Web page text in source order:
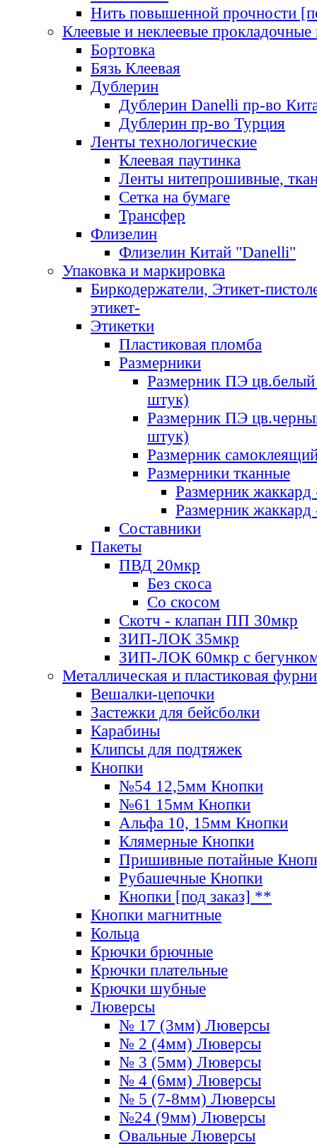
Нить повышенной прочности
Клеевые и неклеевые прокладочные
Бортовка
Бязь Клеевая
Дублерин
Дублерин Danelli пр-во
Дублерин пр-во Турция
Ленты технологические
Клеевая паутинка
Ленты нитепрошивные,
Сетка на бумаге
Трансфер
Флизелин
Флизелин Китай "Danelli"
Упаковка и маркировка
Биркодержатели, Этикет-
этикет-
Этикетки
Пластиковая пломба
Размерники
Размерник ПЭ цв.белый
штук)
Размерник ПЭ
штук)
Размерник
Размерники тканные
Размерник
Размерник
Составники
Пакеты
ПВД 20мкр
Без скоса
Со скосом
Скотч - клапан ПП 30мкр
ЗИП-ЛОК 35мкр
ЗИП-ЛОК 60мкр с
Металлическая и пластиковая
Вешалки-цепочки
Застежки для бейсболки
Карабины
Клипсы для подтяжек
Кнопки
№54 12,5мм Кнопки
№61 15мм Кнопки
Альфа 10, 15мм Кнопки
Клямерные Кнопки
Пришивные потайные
Рубашечные Кнопки
Кнопки [под заказ] **
Кнопки магнитные
Кольца
Крючки брючные
Крючки плательные
Крючки шубные
Люверсы
№ 17 (3мм) Люверсы
№ 2 (4мм) Люверсы
№ 3 (5мм) Люверсы
№ 4 (6мм) Люверсы
№ 5 (7-8мм) Люверсы
№24 (9мм) Люверсы
Овальные Люверсы